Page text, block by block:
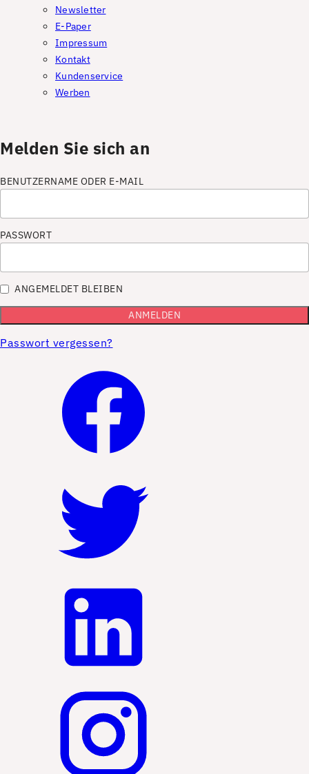
Newsletter
E-Paper
Impressum
Kontakt
Kundenservice
Werben
Melden Sie sich an
BENUTZERNAME ODER E-MAIL
PASSWORT
ANGEMELDET BLEIBEN
Passwort vergessen?